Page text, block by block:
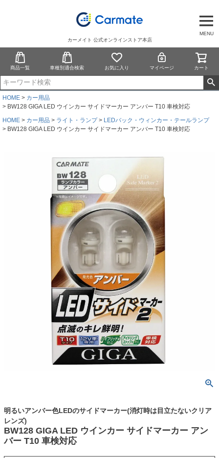
MENU
カーメイト 公式オンラインストア本店
商品一覧 車種別適合検索 お気に入り マイページ カート
HOME
カー用品
BW128 GIGA LED ウインカー サイドマーカー アンバー T10 車検対応
HOME
カー用品 ライト・ランプ
LEDバック・ウィンカー・テールランプ
BW128 GIGA LED ウインカー サイドマーカー アンバー T10 車検対応
明るいアンバー色LEDのサイドマーカー(消灯時は目立たないクリア
レンズ)
BW128 GIGA LED ウインカー サイドマーカー アン
バー T10 車検対応